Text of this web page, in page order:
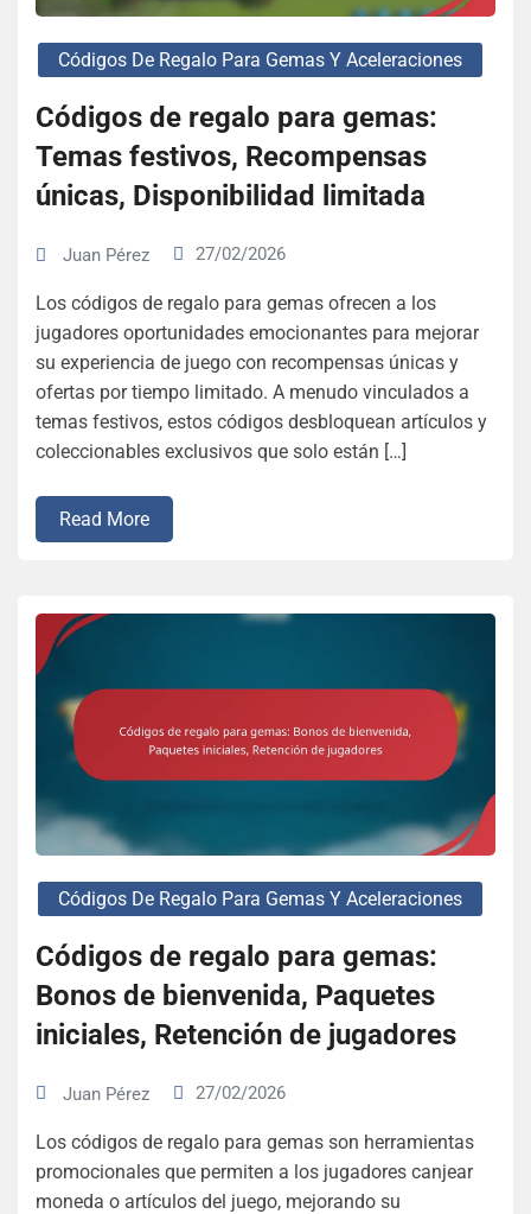
Códigos De Regalo Para Gemas Y Aceleraciones
Códigos de regalo para gemas:
Temas festivos, Recompensas
únicas, Disponibilidad limitada
Juan Pérez 27/02/2026
Los códigos de regalo para gemas ofrecen a los
jugadores oportunidades emocionantes para mejorar
su experiencia de juego con recompensas únicas y
ofertas por tiempo limitado. A menudo vinculados a
temas festivos, estos códigos desbloquean artículos y
coleccionables exclusivos que solo están […]
Read More
Códigos De Regalo Para Gemas Y Aceleraciones
Códigos de regalo para gemas:
Bonos de bienvenida, Paquetes
iniciales, Retención de jugadores
Juan Pérez 27/02/2026
Los códigos de regalo para gemas son herramientas
promocionales que permiten a los jugadores canjear
moneda o artículos del juego, mejorando su